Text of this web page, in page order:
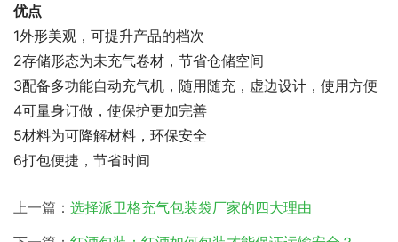
优点
1外形美观，可提升产品的档次
2存储形态为未充气卷材，节省仓储空间
3配备多功能自动充气机，随用随充，虚边设计，使用方便
4可量身订做，使保护更加完善
5材料为可降解材料，环保安全
6打包便捷，节省时间
上一篇： 选择派卫格充气包装袋厂家的四大理由